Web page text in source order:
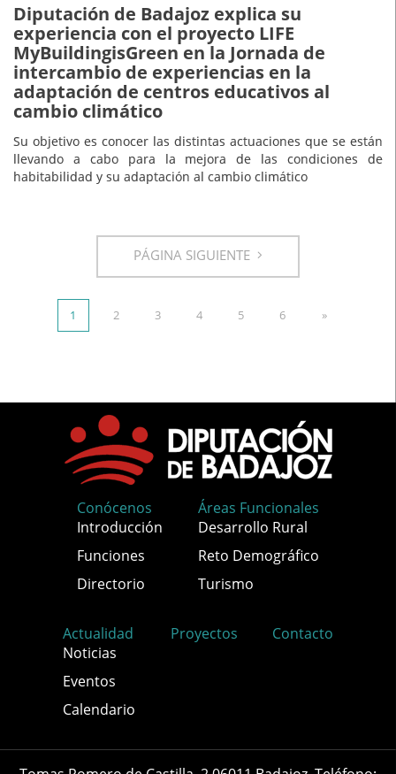
Diputación de Badajoz explica su
experiencia con el proyecto LIFE
MyBuildingisGreen en la Jornada de
intercambio de experiencias en la
adaptación de centros educativos al
cambio climático
Su objetivo es conocer las distintas actuaciones que se están
llevando a cabo para la mejora de las condiciones de
habitabilidad y su adaptación al cambio climático
PÁGINA SIGUIENTE
1 2 3 4 5 6 »
Conócenos
Introducción
Funciones
Directorio
Áreas Funcionales
Desarrollo Rural
Reto Demográfico
Turismo
Actualidad
Noticias
Eventos
Calendario
Proyectos Contacto